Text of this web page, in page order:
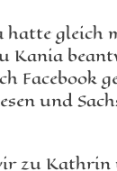
gleich
Kania
Facebook
und
zu Kathrin